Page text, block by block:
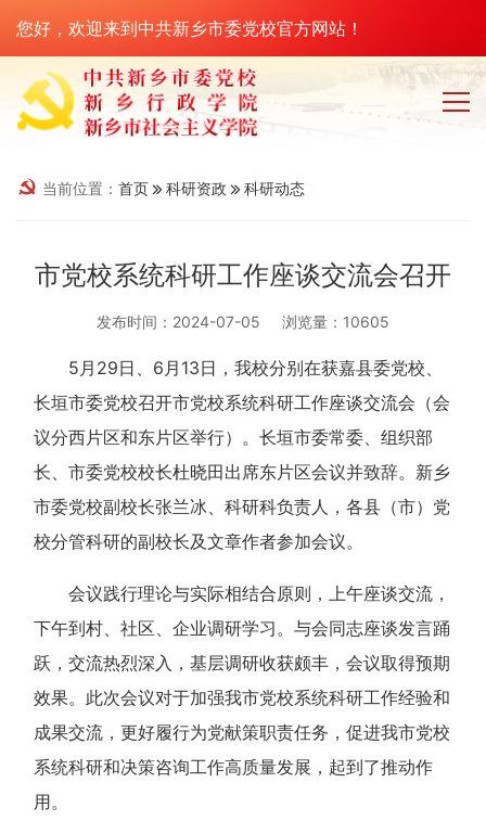
您好，欢迎来到中共新乡市委党校官方网站！
当前位置： 首页 科研资政 科研动态
市党校系统科研工作座谈交流会召开
发布时间：2024-07-05 浏览量：10605
5月29日、6月13日，我校分别在获嘉县委党校、
长垣市委党校召开市党校系统科研工作座谈交流会（会
议分西片区和东片区举行）。长垣市委常委、组织部
长、市委党校校长杜晓田出席东片区会议并致辞。新乡
市委党校副校长张兰冰、科研科负责人，各县（市）党
校分管科研的副校长及文章作者参加会议。
会议践行理论与实际相结合原则，上午座谈交流，
下午到村、社区、企业调研学习。与会同志座谈发言踊
跃，交流热烈深入，基层调研收获颇丰，会议取得预期
效果。此次会议对于加强我市党校系统科研工作经验和
成果交流，更好履行为党献策职责任务，促进我市党校
系统科研和决策咨询工作高质量发展，起到了推动作
用。